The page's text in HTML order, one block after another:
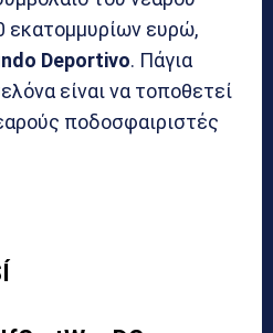
εκατομμυρίων ευρώ,
Deportivo. Πάγια
είναι να τοποθετεί
ποδοσφαιριστές